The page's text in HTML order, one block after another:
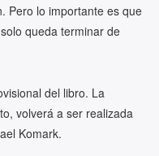
Pero lo importante es que
queda terminar de
del libro. La
volverá a ser realizada
Komark.